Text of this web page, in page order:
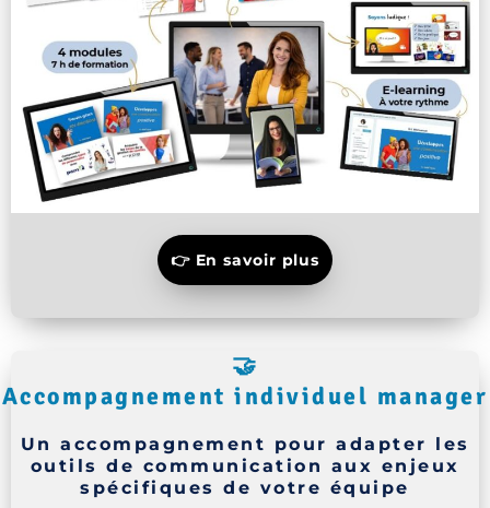
👉 En savoir plus
🤝
Accompagnement individuel manager
Un accompagnement pour adapter les
outils de communication aux enjeux
spécifiques de votre équipe